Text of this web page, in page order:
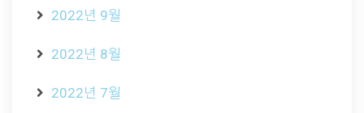
2022년 9월
2022년 8월
2022년 7월